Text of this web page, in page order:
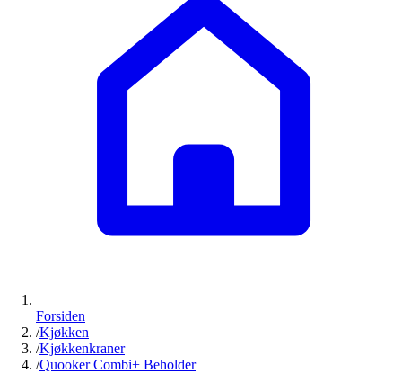
Forsiden
/Kjøkken
/Kjøkkenkraner
/Quooker Combi+ Beholder